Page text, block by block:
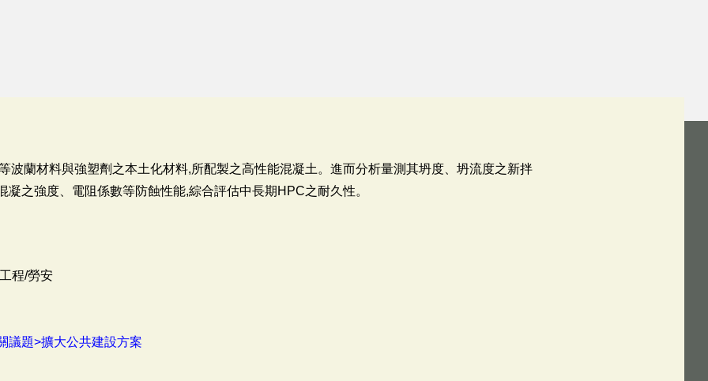
波蘭材料與強塑劑之本土化材料,所配製之高性能混凝土。進而分析量測其坍度、坍流度之新拌
之強度、電阻係數等防蝕性能,綜合評估中長期HPC之耐久性。
程/勞安
議題>擴大公共建設方案